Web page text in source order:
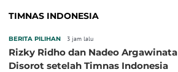
TIMNAS INDONESIA
BERITA PILIHAN 3 jam lalu
Rizky Ridho dan Nadeo Argawinata
Disorot setelah Timnas Indonesia